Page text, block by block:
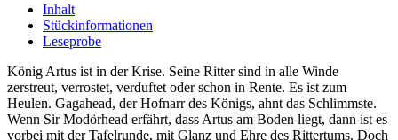
Inhalt
Stückinformationen
Leseprobe
König Artus ist in der Krise. Seine Ritter sind in alle Winde
zerstreut, verrostet, verduftet oder schon in Rente. Es ist zum
Heulen. Gagahead, der Hofnarr des Königs, ahnt das Schlimmste.
Wenn Sir Modörhead erfährt, dass Artus am Boden liegt, dann ist es
vorbei mit der Tafelrunde, mit Glanz und Ehre des Rittertums. Doch